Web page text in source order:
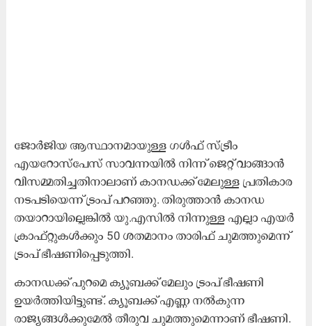
ജോർജിയ ആസ്ഥാനമായുള്ള ഗൾഫ് സ്ട്രീം
എയറോസ്പേസ് സാവന്നയിൽ നിന്ന് ജെറ്റ് വാങ്ങാൻ
വിസമ്മതിച്ചതിനാലാണ് കാനഡക്ക് മേലുള്ള പ്രതികാര
നടപടിയെന്ന് ട്രംപ് പറഞ്ഞു. തിരുത്താൻ കാനഡ
തയാറായില്ലെങ്കിൽ യു.എസിൽ നിന്നുള്ള എല്ലാ എയർ
ക്രാഫ്റ്റുകൾക്കും 50 ശതമാനം താരിഫ് ചുമത്തുമെന്ന്
ട്രംപ് ഭീഷണിപ്പെടുത്തി.
കാനഡക്ക് പുറമെ ക്യൂബക്ക് മേലും ട്രംപ് ഭീഷണി
ഉയർത്തിയിട്ടുണ്ട്. ക്യൂബക്ക് എണ്ണ നൽകുന്ന
രാജ്യങ്ങൾക്കുമേൽ തീരുവ ചുമത്തുമെന്നാണ് ഭീഷണി.